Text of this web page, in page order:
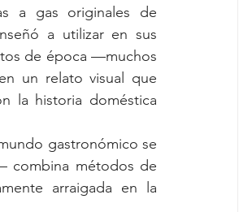
a gas originales de
a utilizar en sus
de época —muchos
un relato visual que
la historia doméstica
gastronómico se
combina métodos de
arraigada en la